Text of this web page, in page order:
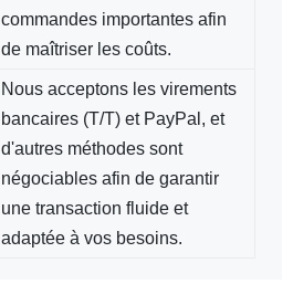
commandes importantes afin
de maîtriser les coûts.
Nous acceptons les virements
bancaires (T/T) et PayPal, et
d'autres méthodes sont
négociables afin de garantir
une transaction fluide et
adaptée à vos besoins.